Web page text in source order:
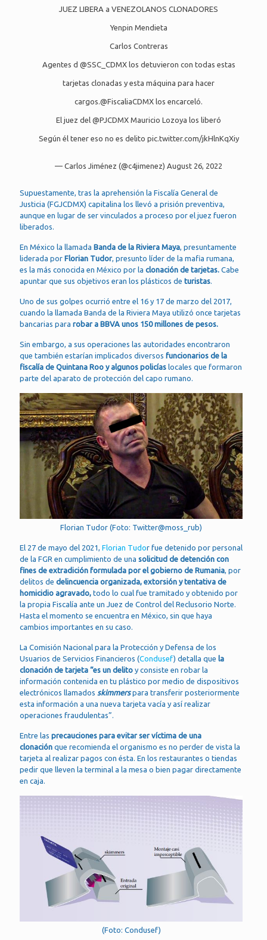
JUEZ LIBERA a VENEZOLANOS CLONADORES
Yenpin Mendieta
Carlos Contreras
Agentes d @SSC_CDMXlos detuvieron con todas estas
tarjetas clonadas y esta máquina para hacer
cargos.@FiscaliaCDMX los encarceló.
El juez del@PJCDMX Mauricio Lozoya los liberó
Según él tener eso no es delito pic.twitter.com/jkHlnKqXiy
— Carlos Jiménez (@c4jimenez)August 26, 2022
Supuestamente, tras la aprehensión la Fiscalía General de
Justicia (FGJCDMX) capitalina los llevó a prisión preventiva,
aunque en lugar de ser vinculados a proceso por el juez fueron
liberados.
En México la llamada Banda de la Riviera Maya, presuntamente
liderada por Florian Tudor, presunto líder de la mafia rumana,
es la más conocida en México por la clonación de tarjetas. Cabe
apuntar que sus objetivos eran los plásticos de turistas.
Uno de sus golpes ocurrió entre el 16 y 17 de marzo del 2017,
cuando la llamada Banda de la Riviera Maya utilizó once tarjetas
bancarias para robar a BBVA unos 150 millones de pesos.
Sin embargo, a sus operaciones las autoridades encontraron
que también estarían implicados diversos funcionarios de la
fiscalía de Quintana Roo y algunos policías locales que formaron
parte del aparato de protección del capo rumano.
Florian Tudor (Foto: Twitter@moss_rub)
El 27 de mayo del 2021, Florian Tudor fue detenido por personal
de la FGR en cumplimiento de una solicitud de detención con
fines de extradición formulada por el gobierno de Rumania , por
delitos de delincuencia organizada, extorsión y tentativa de
homicidio agravado, todo lo cual fue tramitado y obtenido por
la propia Fiscalía ante un Juez de Control del Reclusorio Norte.
Hasta el momento se encuentra en México, sin que haya
cambios importantes en su caso.
La Comisión Nacional para la Protección y Defensa de los
Usuarios de Servicios Financieros (Condusef) detalla que la
clonación de tarjeta “es un delito y consiste en robar la
información contenida en tu plástico por medio de dispositivos
electrónicos llamados skimmerspara transferir posteriormente
esta información a una nueva tarjeta vacía y así realizar
operaciones fraudulentas”.
Entre las precauciones para evitar ser víctima de una
clonación que recomienda el organismo es no perder de vista la
tarjeta al realizar pagos con ésta. En los restaurantes o tiendas
pedir que lleven la terminal a la mesa o bien pagar directamente
en caja.
(Foto: Condusef)